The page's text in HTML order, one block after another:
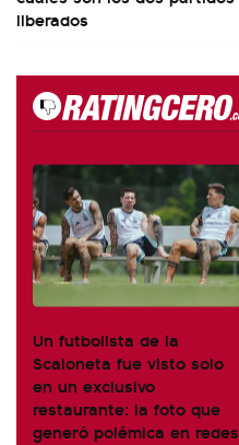
liberados
Un futbolista de la
Scaloneta fue visto solo
en un exclusivo
restaurante: la foto que
generó polémica en redes